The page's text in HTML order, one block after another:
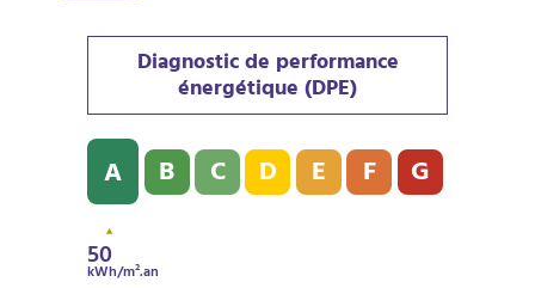
Diagnostic de performance
énergétique (DPE)
Diagnostic de performance énergétique (DPE) : A - 50
A
50
kWh/m².an
B C D E F G